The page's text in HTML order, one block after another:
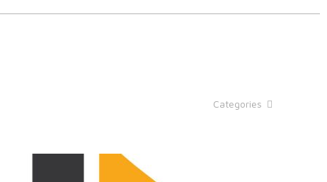
Categories